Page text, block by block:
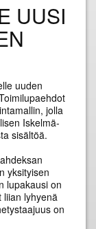
UUSI
uuden
jolla
Iskelmä-
sisältöä.
yksityisen
lupakausi on
liian lyhyenä
on